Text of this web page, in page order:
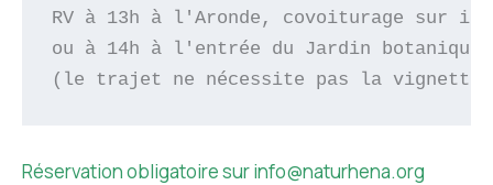
RV à 13h à l'Aronde, covoiturage sur
ou à 14h à l'entrée du Jardin botanique
(le trajet ne nécessite pas la vignette
Réservation obligatoire sur info@naturhena.org